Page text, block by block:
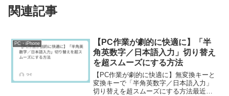
関連記事
PC・iPhone
【PC作業が劇的に快適に】「半
角英数字／日本語入力」切り替え
を超スムーズにする方法
【PC作業が劇的に快適に】無変換キーと
変換キーで「半角英数字／日本語入力」
切り替えを超スムーズにする方法最近、